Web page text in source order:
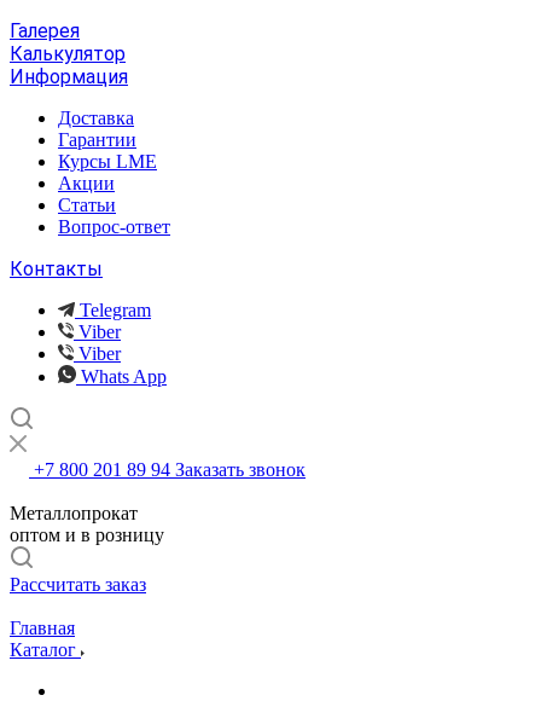
Галерея
Калькулятор
Информация
Доставка
Гарантии
Курсы LME
Акции
Статьи
Вопрос-ответ
Контакты
Telegram
Viber
Viber
Whats App
+7 800 201 89 94 Заказать звонок
Металлопрокат
оптом и в розницу
Рассчитать заказ
Главная
Каталог